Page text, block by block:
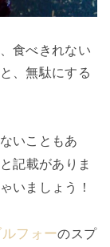
食べきれない
、無駄にする
いこともあ
と記載がありま
いましょう！
フォーのスプ